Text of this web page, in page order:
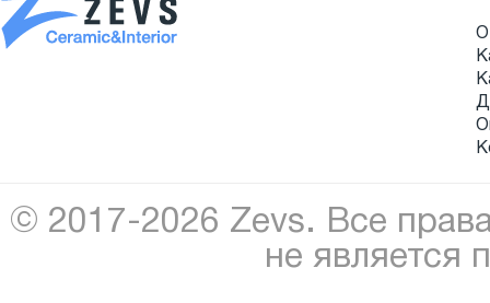
О
© 2017-2026 Zevs. Все
не является